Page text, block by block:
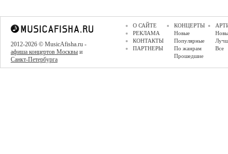
2012-2026 © MusicAfisha.ru -
афиша концертов Москвы и
Санкт-Петербурга
О САЙТЕ
РЕКЛАМА
КОНТАКТЫ
ПАРТНЕРЫ
КОНЦЕРТЫ
Новые
Популярные
По жанрам
Прошедшие
Все